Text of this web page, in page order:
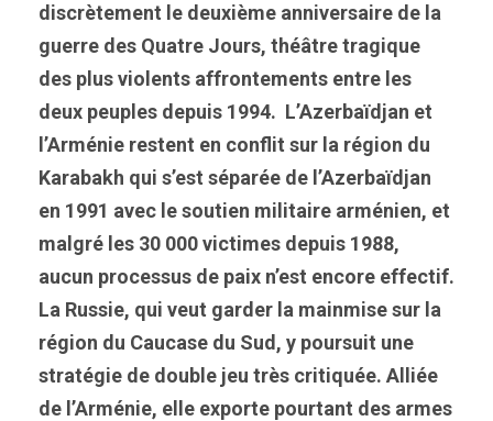
discrètement le deuxième anniversaire de la
guerre des Quatre Jours, théâtre tragique
des plus violents affrontements entre les
deux peuples depuis 1994. L’Azerbaïdjan et
l’Arménie restent en conflit sur la région du
Karabakh qui s’est séparée de l’Azerbaïdjan
en 1991 avec le soutien militaire arménien, et
malgré les 30 000 victimes depuis 1988,
aucun processus de paix n’est encore effectif.
La Russie, qui veut garder la mainmise sur la
région du Caucase du Sud, y poursuit une
stratégie de double jeu très critiquée. Alliée
de l’Arménie, elle exporte pourtant des armes